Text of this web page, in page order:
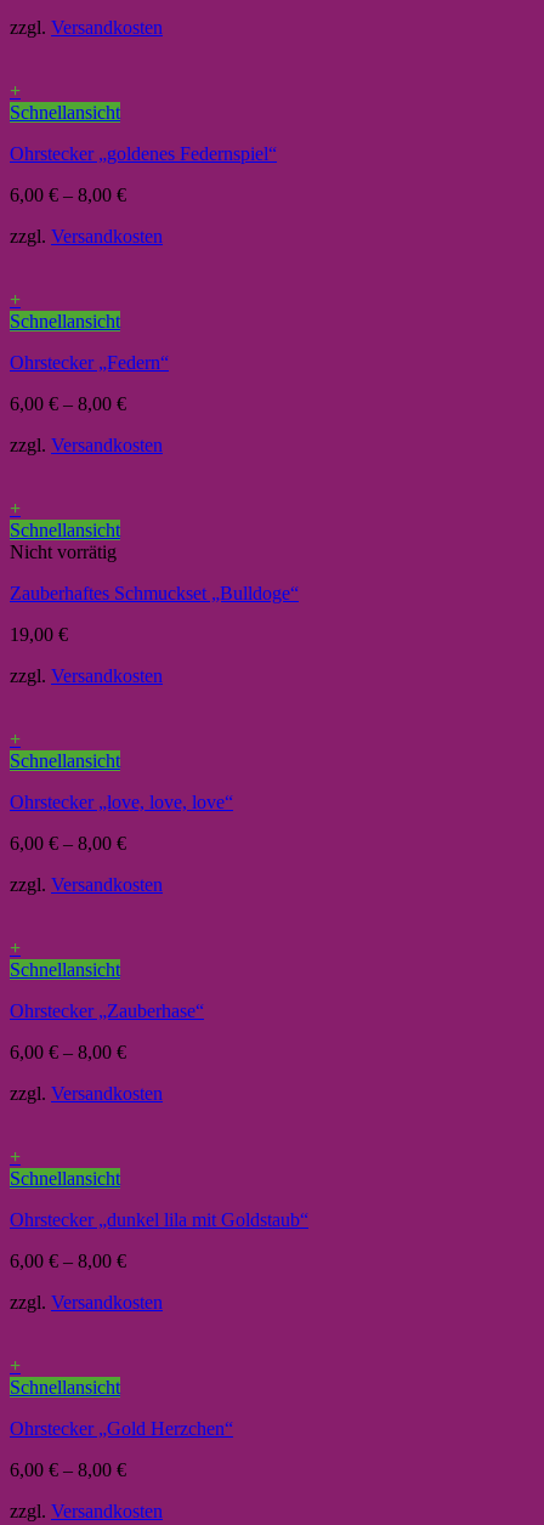
zzgl. Versandkosten
+
Schnellansicht
Ohrstecker „goldenes Federnspiel“
6,00 € – 8,00 €
zzgl. Versandkosten
+
Schnellansicht
Ohrstecker „Federn“
6,00 € – 8,00 €
zzgl. Versandkosten
+
Schnellansicht
Nicht vorrätig
Zauberhaftes Schmuckset „Bulldoge“
19,00 €
zzgl. Versandkosten
+
Schnellansicht
Ohrstecker „love, love, love“
6,00 € – 8,00 €
zzgl. Versandkosten
+
Schnellansicht
Ohrstecker „Zauberhase“
6,00 € – 8,00 €
zzgl. Versandkosten
+
Schnellansicht
Ohrstecker „dunkel lila mit Goldstaub“
6,00 € – 8,00 €
zzgl. Versandkosten
+
Schnellansicht
Ohrstecker „Gold Herzchen“
6,00 € – 8,00 €
zzgl. Versandkosten